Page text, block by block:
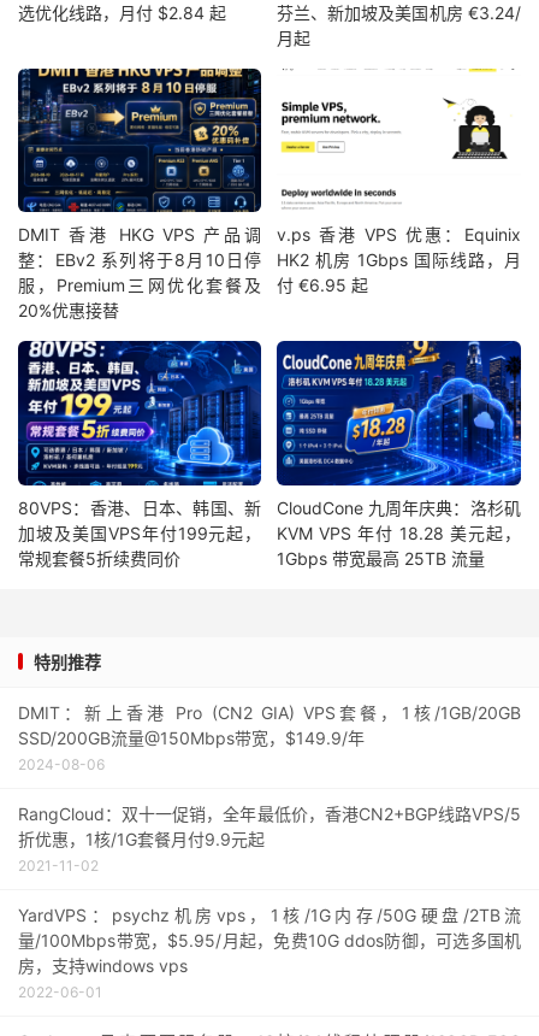
选优化线路，月付 $2.84 起
芬兰、新加坡及美国机房 €3.24/
月起
DMIT 香港 HKG VPS 产品调
整：EBv2 系列将于8月10日停
服，Premium三网优化套餐及
20%优惠接替
v.ps 香港 VPS 优惠：Equinix
HK2 机房 1Gbps 国际线路，月
付 €6.95 起
80VPS：香港、日本、韩国、新
加坡及美国VPS年付199元起，
常规套餐5折续费同价
CloudCone 九周年庆典：洛杉矶
KVM VPS 年付 18.28 美元起，
1Gbps 带宽最高 25TB 流量
特别推荐
DMIT：新上香港 Pro (CN2 GIA) VPS套餐，1核/1GB/20GB
SSD/200GB流量@150Mbps带宽，$149.9/年
2024-08-06
RangCloud：双十一促销，全年最低价，香港CN2+BGP线路VPS/5
折优惠，1核/1G套餐月付9.9元起
2021-11-02
YardVPS：psychz机房vps，1核/1G内存/50G硬盘/2TB流
量/100Mbps带宽，$5.95/月起，免费10G ddos防御，可选多国机
房，支持windows vps
2022-06-01